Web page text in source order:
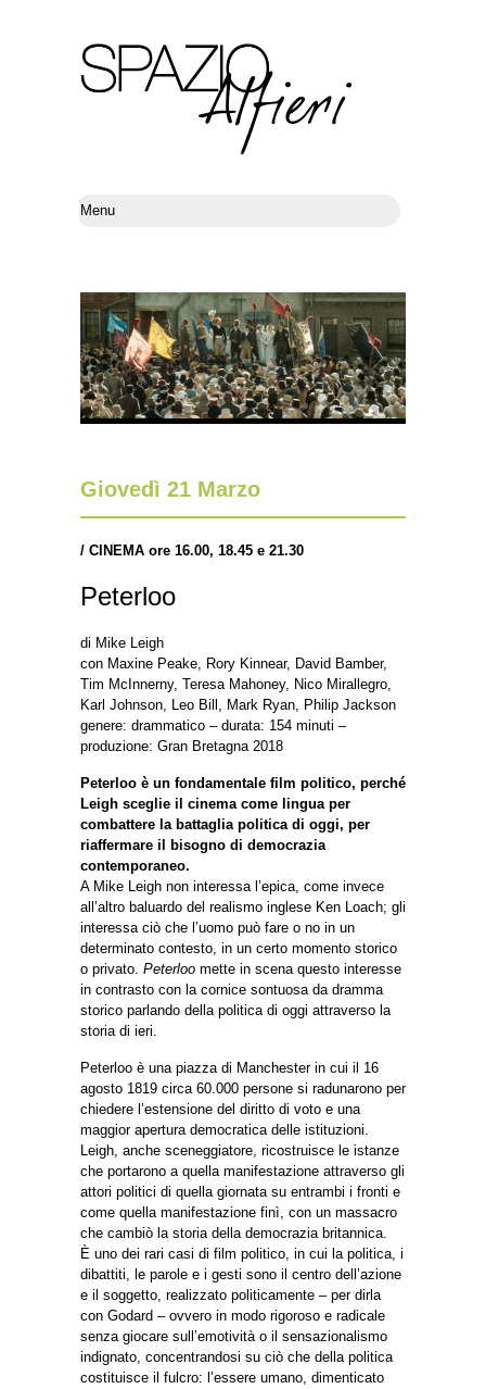
Giovedì 21 Marzo
/ CINEMA ore 16.00, 18.45 e 21.30
Peterloo
di Mike Leigh
con Maxine Peake, Rory Kinnear, David Bamber,
Tim McInnerny, Teresa Mahoney, Nico Mirallegro,
Karl Johnson, Leo Bill, Mark Ryan, Philip Jackson
genere: drammatico – durata: 154 minuti –
produzione: Gran Bretagna 2018
Peterloo è un fondamentale film politico, perché
Leigh sceglie il cinema come lingua per
combattere la battaglia politica di oggi, per
riaffermare il bisogno di democrazia
contemporaneo.
A Mike Leigh non interessa l’epica, come invece
all’altro baluardo del realismo inglese Ken Loach; gli
interessa ciò che l’uomo può fare o no in un
determinato contesto, in un certo momento storico
o privato. Peterloo mette in scena questo interesse
in contrasto con la cornice sontuosa da dramma
storico parlando della politica di oggi attraverso la
storia di ieri.
Peterloo è una piazza di Manchester in cui il 16
agosto 1819 circa 60.000 persone si radunarono per
chiedere l’estensione del diritto di voto e una
maggior apertura democratica delle istituzioni.
Leigh, anche sceneggiatore, ricostruisce le istanze
che portarono a quella manifestazione attraverso gli
attori politici di quella giornata su entrambi i fronti e
come quella manifestazione finì, con un massacro
che cambiò la storia della democrazia britannica.
È uno dei rari casi di film politico, in cui la politica, i
dibattiti, le parole e i gesti sono il centro dell’azione
e il soggetto, realizzato politicamente – per dirla
con Godard – ovvero in modo rigoroso e radicale
senza giocare sull’emotività o il sensazionalismo
indignato, concentrandosi su ciò che della politica
costituisce il fulcro: l’essere umano, dimenticato